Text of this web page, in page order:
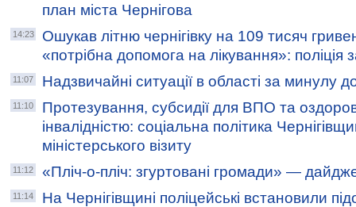
план міста Чернігова
14:23
Ошукав літню чернігівку на 109 тисяч
«потрібна допомога на лікування»:
11:07 Надзвичайні ситуації в області за минулу
11:10
Протезування, субсидії для ВПО та
інвалідністю: соціальна політика
міністерського візиту
11:12 «Пліч-о-пліч: згуртовані громади» —
11:14
На Чернігівщині поліцейські встановили